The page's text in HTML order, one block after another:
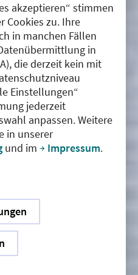
akzeptieren“ stimmen
Cookies zu. Ihre
in manchen Fällen
in
die derzeit kein mit
Einstellungen“
jederzeit
anpassen. Weitere
in unserer
und im Impressum.